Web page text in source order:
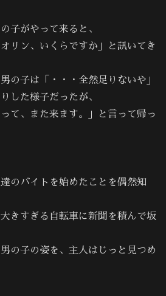
子がやって来ると、
リン、いくらですか」と訊いてき
の子は「・・・全然足りないや」
した様子だったが、
て、また来ます。」と言って帰っ
のバイトを始めたことを偶然知
きすぎる自転車に新聞を積んで坂
の子の姿を、主人はじっと見つめ